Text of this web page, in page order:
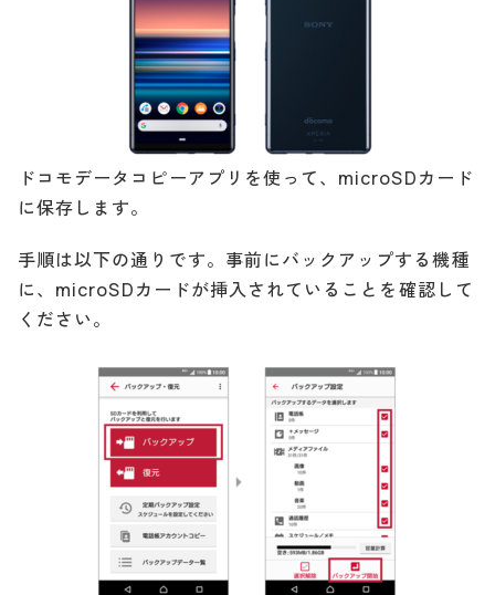
ドコモデータコピーアプリを使って、microSDカード
に保存します。
手順は以下の通りです。事前にバックアップする機種
に、microSDカードが挿入されていることを確認して
ください。